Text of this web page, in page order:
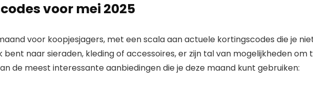
voor mei 2025
voor koopjesjagers, met een scala aan actuele kortingscodes die je
bent naar sieraden, kleding of accessoires, er zijn tal van mogelijkheden om
de meest interessante aanbiedingen die je deze maand kunt gebruiken: